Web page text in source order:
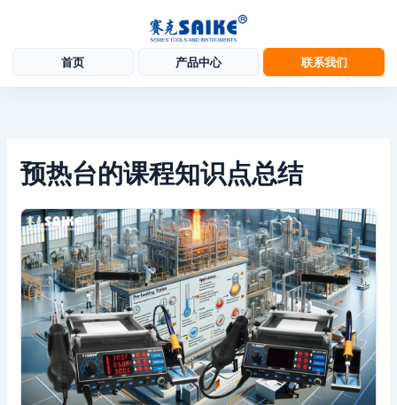
首页 产品中心 联系我们
预热台的课程知识点总结